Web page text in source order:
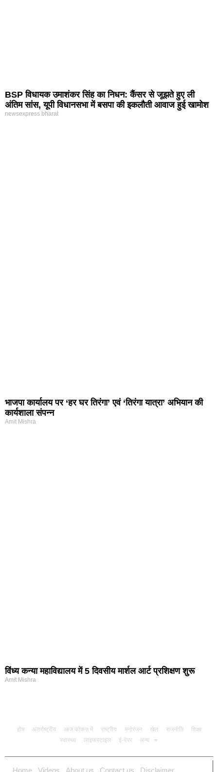
BSP विधायक उमाशंकर सिंह का निधन: कैंसर से जूझते हुए ली
अंतिम सांस, यूपी विधानसभा में बसपा की इकलौती आवाज हुई खामोश
newsexpress bharat
भाजपा कार्यालय पर ‘हर घर तिरंगा’ एवं ‘तिरंगा यात्रा’ अभियान की
कार्यशाला संपन्न
Amit Mishra
विंध्य कन्या महाविद्यालय में 5 दिवसीय मार्शल आर्ट प्रशिक्षण शुरू
Amit Mishra
होम अंतर्राष्ट्रीय आज फोकस में राष्ट्रीय मनोरंजन खेल राजनीति
शिक्षा
स्वास्थ्य
लाइफस्टाइल ई-पेपर अन्य
Home Videos About us Contact us Disclaimer